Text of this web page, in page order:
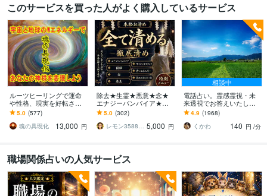
このサービスを買った人がよく購入しているサービス
ルーツヒーリングで運命
や性格、現実を好転させ
ます 体やメンタルを元気
に！魂の具現化であなた
の使命を現実化
5.0 (577)
魂の具現化
13,000 円
除去★生霊★悪意★念★
エナジーバンパイア★み
ます ★★危険なものから
あなたを守る★★
5.0 (302)
レモン3588★続々出てます★新サービス 5,000 円
相談中
電話占い。霊感霊視・未
来透視でお答えいたしま
す 生まれつきの霊感霊視
で視えたままのメッセー
ジをお伝えします。
4.9 (1968)
くかわ
140 円 /分
職場関係占いの人気サービス